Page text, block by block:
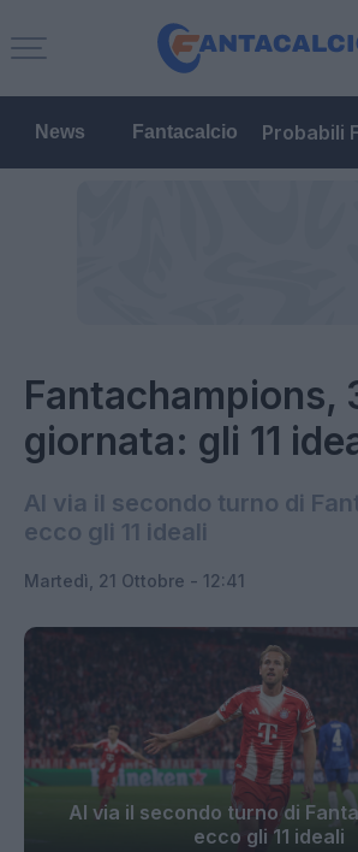
News Fantacalcio Probabili
Fantachampions,
giornata: gli 11
Al via il secondo turno di
ecco gli 11 ideali
Martedì, 21 Ottobre - 12:41
Al via il secondo turno di
ecco gli 11 ideali